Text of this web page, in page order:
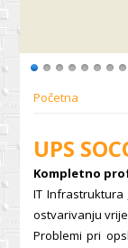
Početna
UPS
Kompletno
IT
ostvarivanju
Problemi pri